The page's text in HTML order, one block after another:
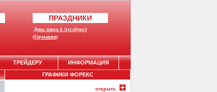
ГРАФИКИ ФОРЕКС
открыть
ПРАЗДНИКИ
День мира в Аугсбурге
(Германия)
ТРЕЙДЕРУ ИНФОРМАЦИЯ